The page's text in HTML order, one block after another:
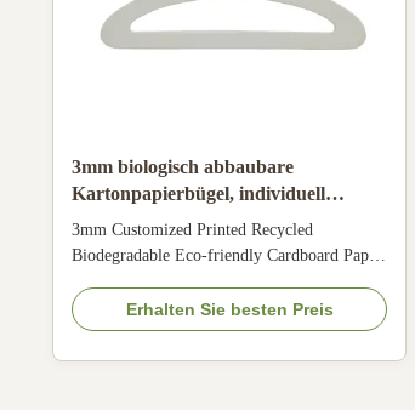
3mm biologisch abbaubare
Kartonpapierbügel, individuell
bedruckt für Baby- und
Haustierbekleidung
3mm Customized Printed Recycled
Biodegradable Eco-friendly Cardboard Paper
environmentally friendly cardboard hangers
designed for baby and pet clothing, made
from 100% recycled materials with
Erhalten Sie besten Preis